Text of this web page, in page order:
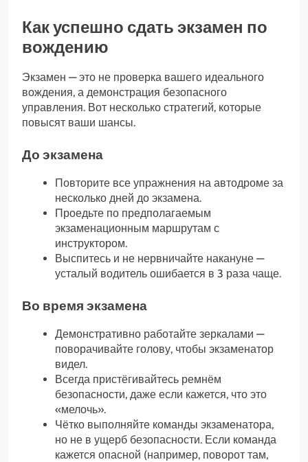
Как успешно сдать экзамен по
вождению
Экзамен — это не проверка вашего идеального
вождения, а демонстрация безопасного
управления. Вот несколько стратегий, которые
повысят ваши шансы.
До экзамена
Повторите все упражнения на автодроме за
несколько дней до экзамена.
Проедьте по предполагаемым
экзаменационным маршрутам с
инструктором.
Выспитесь и не нервничайте накануне —
усталый водитель ошибается в 3 раза чаще.
Во время экзамена
Демонстративно работайте зеркалами —
поворачивайте голову, чтобы экзаменатор
видел.
Всегда пристёгивайтесь ремнём
безопасности, даже если кажется, что это
«мелочь».
Чётко выполняйте команды экзаменатора,
но не в ущерб безопасности. Если команда
кажется опасной (например, поворот там,